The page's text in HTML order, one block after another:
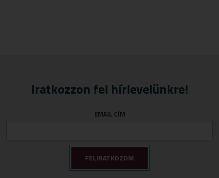
Iratkozzon fel hírlevelünkre!
EMAIL CÍM